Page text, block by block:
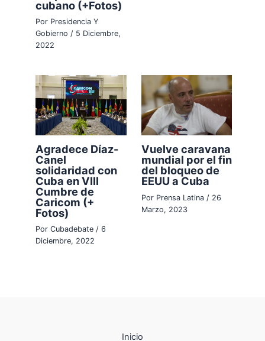
cubano (+Fotos)
Por Presidencia Y
Gobierno/ 5 Diciembre,
2022
Agradece Díaz-
Canel
solidaridad con
Cuba en VIII
Cumbre de
Caricom (+
Fotos)
PorCubadebate/6
Diciembre, 2022
Vuelve caravana
mundial por el fin
del bloqueo de
EEUU a Cuba
Por Prensa Latina / 26
Marzo, 2023
Inicio